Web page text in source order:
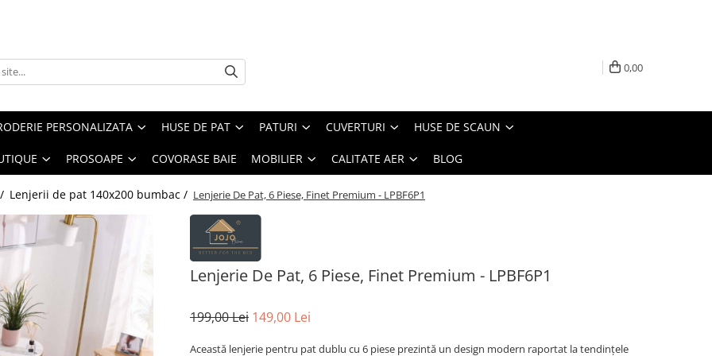
0,00
PERSONALIZATA HUSE DE PAT PATURI CUVERTURI HUSE DE SCAUN
PROSOAPE COVORASE BAIE MOBILIER CALITATE AER BLOG
Lenjerii de pat 140x200 bumbac​ / Lenjerie De Pat, 6 Piese, Finet Premium - LPBF6P1
Lenjerie De Pat, 6 Piese, Finet Premium - LPBF6P1
199,00 Lei 149,00 Lei
Această lenjerie pentru pat dublu cu 6 piese prezintă un design modern raportat la tendințele